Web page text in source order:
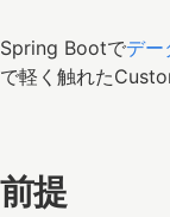
Spring Bootでデー
で軽く触れた
前提